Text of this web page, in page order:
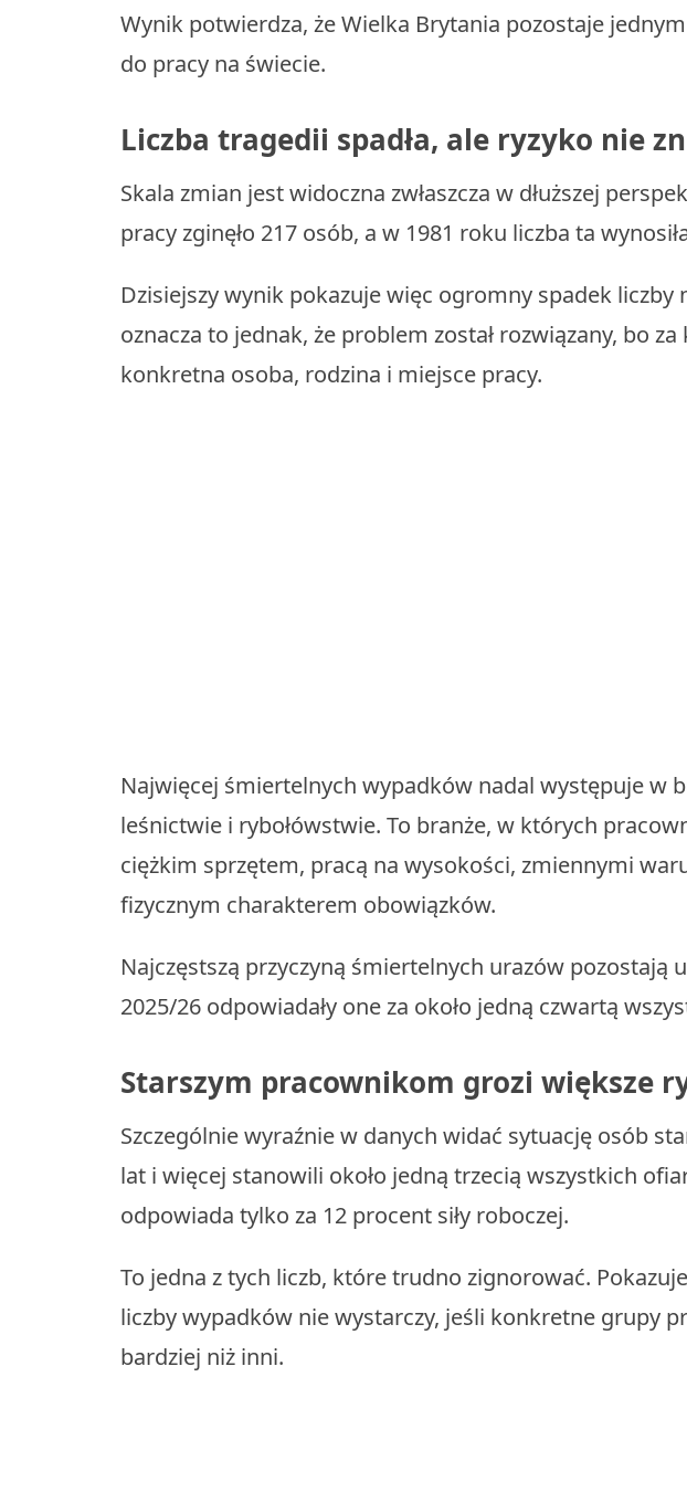
Wynik potwierdza, że Wielka Brytania pozostaje
do pracy na świecie.
Liczba tragedii spadła, ale ryzyko nie
Skala zmian jest widoczna zwłaszcza w dłuższej
pracy zginęło 217 osób, a w 1981 roku liczba ta
Dzisiejszy wynik pokazuje więc ogromny spadek liczby
oznacza to jednak, że problem został rozwiązany, bo
konkretna osoba, rodzina i miejsce pracy.
Najwięcej śmiertelnych wypadków nadal występuje w
leśnictwie i rybołówstwie. To branże, w których
ciężkim sprzętem, pracą na wysokości, zmiennymi
fizycznym charakterem obowiązków.
Najczęstszą przyczyną śmiertelnych urazów pozostają
2025/26 odpowiadały one za około jedną czwartą
Starszym pracownikom grozi większe
Szczególnie wyraźnie w danych widać sytuację osób
lat i więcej stanowili około jedną trzecią wszystkich
odpowiada tylko za 12 procent siły roboczej.
To jedna z tych liczb, które trudno zignorować.
liczby wypadków nie wystarczy, jeśli konkretne grupy
bardziej niż inni.